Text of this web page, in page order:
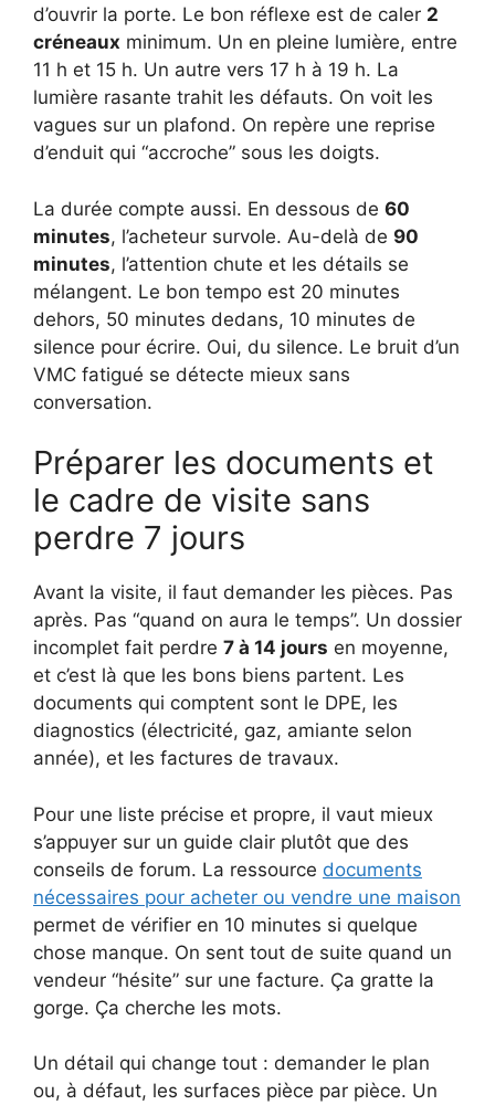
d’ouvrir la porte. Le bon réflexe est de caler 2
créneaux minimum. Un en pleine lumière, entre
11 h et 15 h. Un autre vers 17 h à 19 h. La
lumière rasante trahit les défauts. On voit les
vagues sur un plafond. On repère une reprise
d’enduit qui “accroche” sous les doigts.
La durée compte aussi. En dessous de 60
minutes, l’acheteur survole. Au-delà de 90
minutes, l’attention chute et les détails se
mélangent. Le bon tempo est 20 minutes
dehors, 50 minutes dedans, 10 minutes de
silence pour écrire. Oui, du silence. Le bruit d’un
VMC fatigué se détecte mieux sans
conversation.
Préparer les documents et
le cadre de visite sans
perdre 7 jours
Avant la visite, il faut demander les pièces. Pas
après. Pas “quand on aura le temps”. Un dossier
incomplet fait perdre 7 à 14 jours en moyenne,
et c’est là que les bons biens partent. Les
documents qui comptent sont le DPE, les
diagnostics (électricité, gaz, amiante selon
année), et les factures de travaux.
Pour une liste précise et propre, il vaut mieux
s’appuyer sur un guide clair plutôt que des
conseils de forum. La ressource documents
nécessaires pour acheter ou vendre une maison
permet de vérifier en 10 minutes si quelque
chose manque. On sent tout de suite quand un
vendeur “hésite” sur une facture. Ça gratte la
gorge. Ça cherche les mots.
Un détail qui change tout : demander le plan
ou, à défaut, les surfaces pièce par pièce. Un